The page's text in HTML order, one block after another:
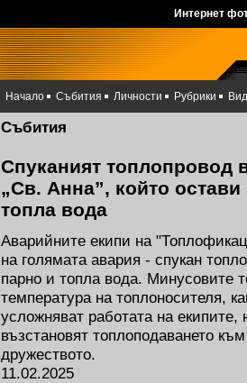
Интернет
Начало Събития Личности Рубрики
Събития
Спуканият топлопровод
„Св. Анна”, който
топла вода
Аварийните екипи на
на голямата авария - спукан
парно и топла вода. Минусовите
температура на топлоносителя,
усложняват работата на екипите,
възстановят топлоподаването
дружеството.
11.02.2025